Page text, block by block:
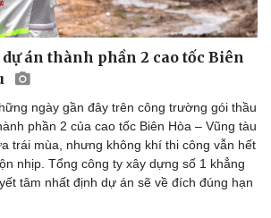
Sành điệu
Tin Công nghệ
Trải nghiệm
Chuyển đổi số
án thành phần 2 cao tốc Biên
ngày gần đây trên công trường gói thầu
phần 2 của cao tốc Biên Hòa – Vũng tàu
trái mùa, nhưng không khí thi công vẫn hết
nhịp. Tổng công ty xây dựng số 1 khẳng
tâm nhất định dự án sẽ về đích đúng hạn